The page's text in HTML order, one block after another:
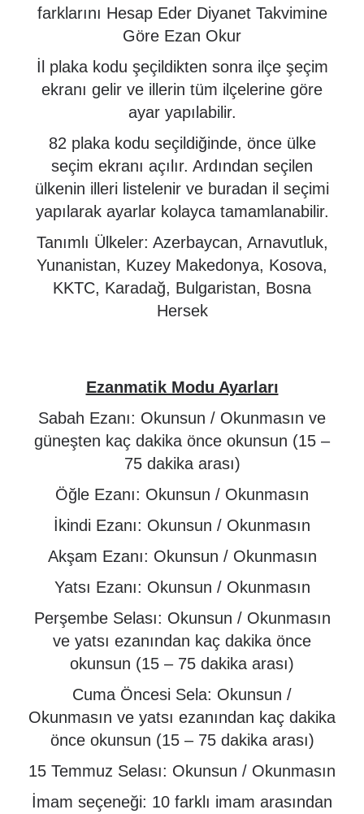
farklarını Hesap Eder Diyanet Takvimine
Göre Ezan Okur
İl plaka kodu şeçildikten sonra ilçe şeçim
ekranı gelir ve illerin tüm ilçelerine göre
ayar yapılabilir.
82 plaka kodu seçildiğinde, önce ülke
seçim ekranı açılır. Ardından seçilen
ülkenin illeri listelenir ve buradan il seçimi
yapılarak ayarlar kolayca tamamlanabilir.
Tanımlı Ülkeler: Azerbaycan, Arnavutluk,
Yunanistan, Kuzey Makedonya, Kosova,
KKTC, Karadağ, Bulgaristan, Bosna
Hersek
Ezanmatik Modu Ayarları
Sabah Ezanı: Okunsun / Okunmasın ve
güneşten kaç dakika önce okunsun (15 –
75 dakika arası)
Öğle Ezanı: Okunsun / Okunmasın
İkindi Ezanı: Okunsun / Okunmasın
Akşam Ezanı: Okunsun / Okunmasın
Yatsı Ezanı: Okunsun / Okunmasın
Perşembe Selası: Okunsun / Okunmasın
ve yatsı ezanından kaç dakika önce
okunsun (15 – 75 dakika arası)
Cuma Öncesi Sela: Okunsun /
Okunmasın ve yatsı ezanından kaç dakika
önce okunsun (15 – 75 dakika arası)
15 Temmuz Selası: Okunsun / Okunmasın
İmam seçeneği: 10 farklı imam arasından